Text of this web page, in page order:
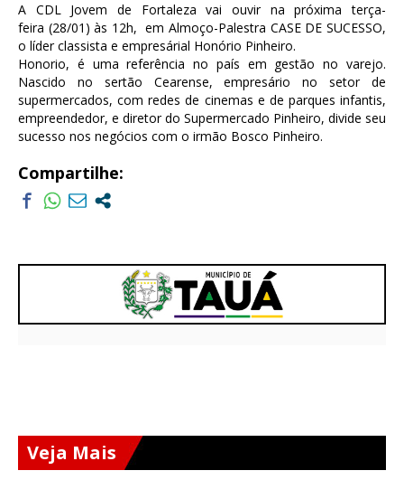
A CDL Jovem de Fortaleza vai ouvir na próxima terça-
feira (28/01 )às 12h, em Almoço-Palestra CASE DE SUCESSO,
o líder classista e empresárial Honório Pinheiro.
Honorio, é uma referência no país em gestão no varejo.
Nascido no sertão Cearense, empresário no setor de
supermercados, com redes de cinemas e de parques infantis,
empreendedor, e diretor do Supermercado Pinheiro, divide seu
sucesso nos negócios com o irmão Bosco Pinheiro.
Compartilhe:
Veja Mais